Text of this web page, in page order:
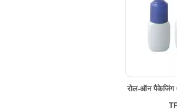
रोल-ऑन पैकेजिंग